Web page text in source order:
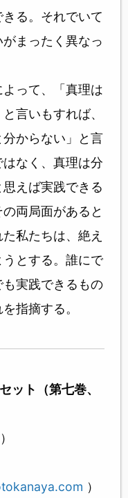
る。それでいて
まったく異なっ
って、「真理は
言いもすれば、
分からない」と言
なく、真理は分
えば実践できる
両局面があると
私たちは、絶え
とする。誰にで
実践できるもの
指摘する。
ット（第七巻、
）